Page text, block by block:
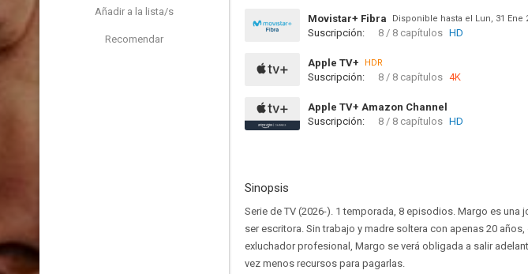
Añadir a la lista/s
Recomendar
Movistar+ Fibra Disponible hasta el Lun, 31 Ene
Suscripción: 8 / 8 capítulos HD
Apple TV+ HDR
Suscripción: 8 / 8 capítulos 4K
Apple TV+ Amazon Channel
Suscripción:
8 / 8 capítulos HD
Sinopsis
Serie de TV (2026-). 1 temporada, 8 episodios. Margo es
ser escritora. Sin trabajo y madre soltera con apenas 20
exluchador profesional, Margo se verá obligada a salir
vez menos recursos para pagarlas.